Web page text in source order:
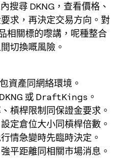
搜尋 DKNG，查看價格、
求，再決定交易方向。對
相關標的嚟講，呢種整合
切換嘅風險。
資產同網絡環境。
DKNG 或 DraftKings 。
槓桿限制同保證金要求。
定倉位大小同槓桿倍數。
情急變時先臨時決定。
平距離同相關市場消息。